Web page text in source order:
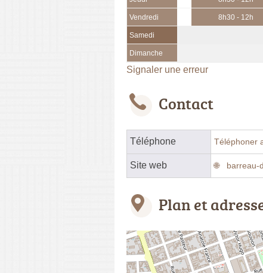
Vendredi 8h30 - 12h
Samedi
Dimanche
Signaler une erreur
Contact
Téléphone Téléphoner
Site web barreau-
Plan et